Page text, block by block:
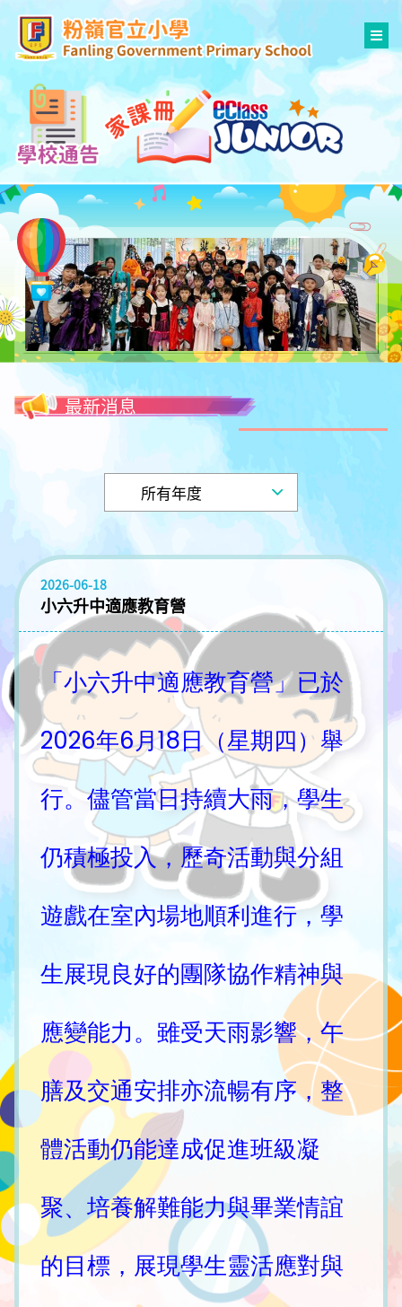
最新消息
2026-06-18
小六升中適應教育營
「小六升中適應教育營」已於
2026年6月18日（星期四）舉
行。儘管當日持續大雨，學生
仍積極投入，歷奇活動與分組
遊戲在室內場地順利進行，學
生展現良好的團隊協作精神與
應變能力。雖受天雨影響，午
膳及交通安排亦流暢有序，整
體活動仍能達成促進班級凝
聚、培養解難能力與畢業情誼
的目標，展現學生靈活應對與